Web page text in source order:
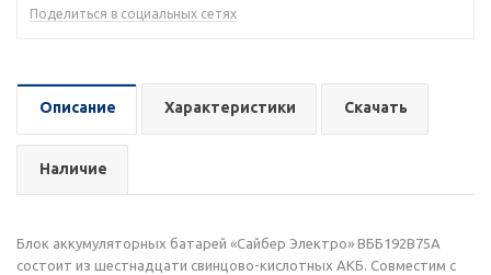
Поделиться в социальных сетях
Описание Характеристики Скачать
Наличие
Блок аккумуляторных батарей «Сайбер Электро» ВББ192В75А
состоит из шестнадцати свинцово-кислотных АКБ. Совместим с